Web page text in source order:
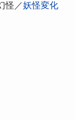
怪／妖怪変化